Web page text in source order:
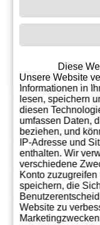
Lagerung
Hersteller
Preis von 1
Liter EUR
Land
Region
Seit dem
Diese
Unsere Website
Informationen in
lesen, speichern
diesen
umfassen Daten,
beziehen, und
IP-Adresse und
enthalten. Wir
verschiedene
Konto
speichern, die
Website zu